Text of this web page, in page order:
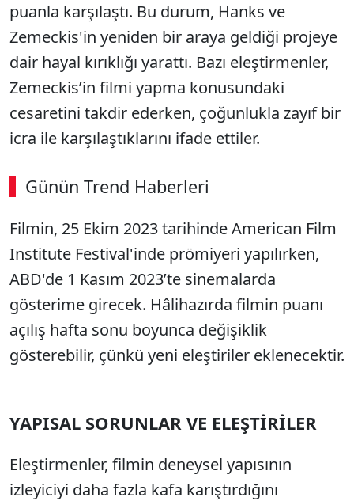
puanla karşılaştı. Bu durum, Hanks ve
Zemeckis'in yeniden bir araya geldiği projeye
dair hayal kırıklığı yarattı. Bazı eleştirmenler,
Zemeckis’in filmi yapma konusundaki
cesaretini takdir ederken, çoğunlukla zayıf bir
icra ile karşılaştıklarını ifade ettiler.
Günün Trend Haberleri
00:02 / 06:57
Sesi Aç
Filmin, 25 Ekim 2023 tarihinde American Film
Institute Festival'inde prömiyeri yapılırken,
ABD'de 1 Kasım 2023’te sinemalarda
gösterime girecek. Hâlihazırda filmin puanı
açılış hafta sonu boyunca değişiklik
gösterebilir, çünkü yeni eleştiriler eklenecektir.
YAPISAL SORUNLAR VE ELEŞTİRİLER
Eleştirmenler, filmin deneysel yapısının
izleyiciyi daha fazla kafa karıştırdığını